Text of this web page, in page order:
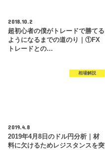
2018.10.2
超初心者の僕がトレードで勝てる
ようになるまでの道のり｜①FX
トレードとの…
相場解説
2019.4.8
2019年4月8日のドル円分析｜材
料に欠けるためレジスタンスを突